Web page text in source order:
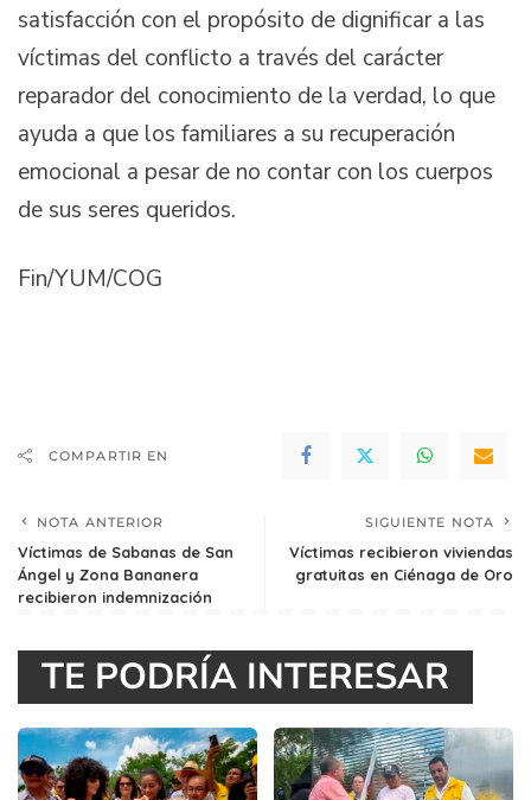
satisfacción con el propósito de dignificar a las
víctimas del conflicto a través del carácter
reparador del conocimiento de la verdad, lo que
ayuda a que los familiares a su recuperación
emocional a pesar de no contar con los cuerpos
de sus seres queridos.
Fin/YUM/COG
COMPARTIR EN
NOTA ANTERIOR
Víctimas de Sabanas de San
Ángel y Zona Bananera
recibieron indemnización
SIGUIENTE NOTA
Víctimas recibieron viviendas
gratuitas en Ciénaga de Oro
TE PODRÍA INTERESAR